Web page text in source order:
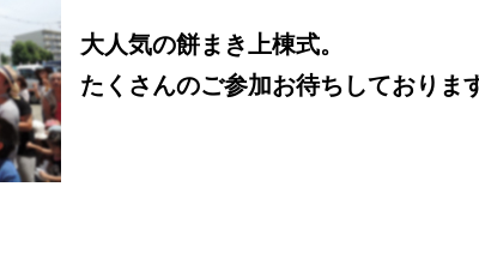
大人気の餅まき上棟式。
たくさんのご参加お待ちしておりま